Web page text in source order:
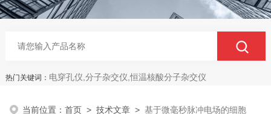
热门关键词： 电穿孔仪,分子杂交仪,恒温核酸分子杂交仪
当前位置：首页 >技术文章 >基于微毫秒脉冲电场的细胞